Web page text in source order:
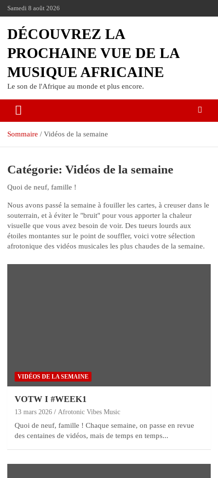
Samedi 8 août 2026
DÉCOUVREZ LA
PROCHAINE VUE DE LA
MUSIQUE AFRICAINE
Le son de l'Afrique au monde et plus encore.
Sommaire Vidéos de la semaine
Catégorie: Vidéos de la semaine
Quoi de neuf, famille !
Nous avons passé la semaine à fouiller les cartes, à creuser dans le
souterrain, et à éviter le "bruit" pour vous apporter la chaleur
visuelle que vous avez besoin de voir. Des tueurs lourds aux
étoiles montantes sur le point de souffler, voici votre sélection
afrotonique des vidéos musicales les plus chaudes de la semaine.
VIDÉOS DE LA SEMAINE
VOTW I #WEEK1
13 mars 2026 Afrotonic Vibes Music
Quoi de neuf, famille ! Chaque semaine, on passe en revue
des centaines de vidéos, mais de temps en temps...